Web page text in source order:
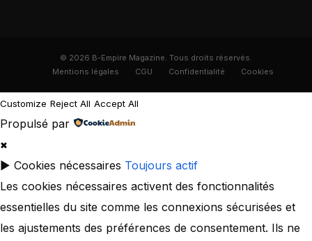
© 2026 B-Empire Magazine. Tous droits réservés.
Mentions légales
CGU Confidentialité Cookies
Customize Reject All Accept All
Propulsé par
✖
► Cookies nécessaires Toujours actif
Les cookies nécessaires activent des fonctionnalités
essentielles du site comme les connexions sécurisées et
les ajustements des préférences de consentement. Ils ne